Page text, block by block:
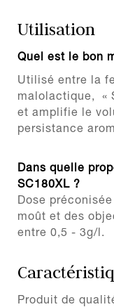
Utilisation
Quel est le bon
Utilisé entre la
malolactique, «
et amplifie le
persistance
Dans quelle
SC180XL ?
Dose
moût et des
entre 0,5 - 3g/l.
Produit de